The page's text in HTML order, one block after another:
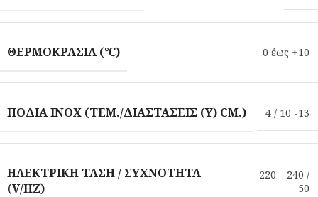
ΘΕΡΜΟΚΡΑΣΊΑ (℃) 0 έως +10
ΠΌΔΙΑ INOX (ΤΕΜ./ΔΙΑΣΤΆΣΕΙΣ (Υ) CM.) 4 / 10 -13
ΗΛΕΚΤΡΙΚΉ ΤΆΣΗ / ΣΥΧΝΌΤΗΤΑ
(V/HZ)
220 – 240 /
50